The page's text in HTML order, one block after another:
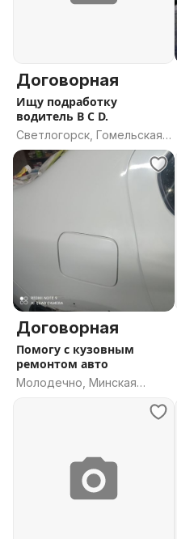
Договорная
Ищу подработку
водитель B C D.
Светлогорск, Гомельская
область
Договорная
Помогу с кузовным
ремонтом авто
Молодечно, Минская